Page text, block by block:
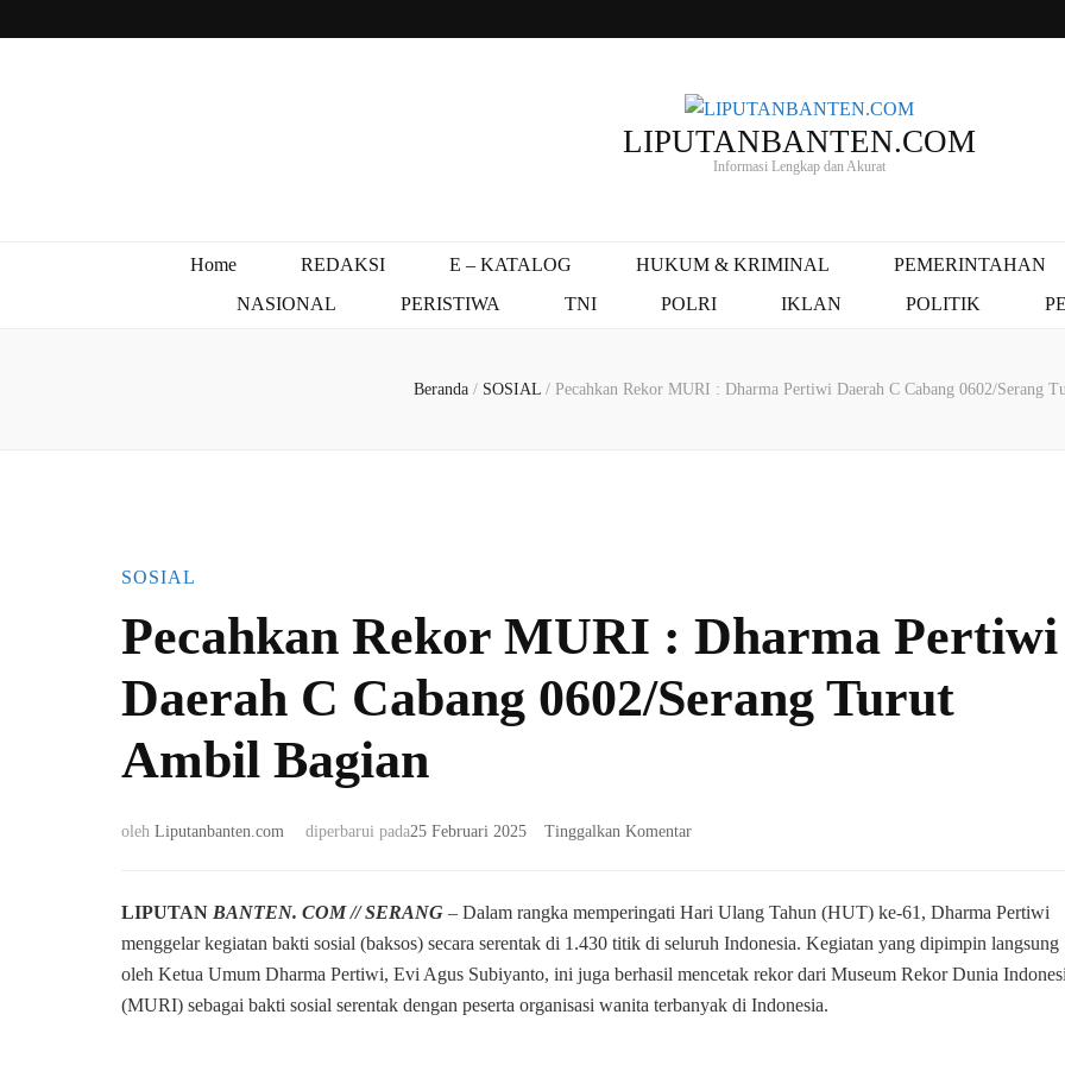
LIPUTANBANTEN.COM
Informasi Lengkap dan Akurat
Home REDAKSI E – KATALOG HUKUM & KRIMINAL
PEMERINTAHAN
NASIONAL
PERISTIWA TNI POLRI IKLAN POLITIK
Beranda / SOSIAL / Pecahkan Rekor MURI : Dharma Pertiwi Daerah C Cabang 0602/Serang
SOSIAL
Pecahkan Rekor MURI : Dharma Pertiwi
Daerah C Cabang 0602/Serang Turut
Ambil Bagian
oleh Liputanbanten.com diperbarui pada25 Februari 2025 Tinggalkan Komentarpada
MURI
Dharma
Pertiwi
Daerah
LIPUTAN BANTEN. COM // SERANG – Dalam rangka memperingati Hari Ulang Tahun (HUT) ke-61, Dharma Pertiwi
menggelar kegiatan bakti sosial (baksos) secara serentak di 1.430 titik di seluruh Indonesia. Kegiatan yang dipimpin langsung
oleh Ketua Umum Dharma Pertiwi, Evi Agus Subiyanto, ini juga berhasil mencetak rekor dari Museum Rekor Dunia
(MURI) sebagai bakti sosial serentak dengan peserta organisasi wanita terbanyak di Indonesia.